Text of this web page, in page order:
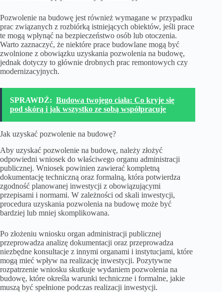
Pozwolenie na budowę jest również wymagane w przypadku
prac związanych z rozbiórką istniejących obiektów, jeśli prace
te mogą wpłynąć na bezpieczeństwo osób lub otoczenia.
Warto zaznaczyć, że niektóre prace budowlane mogą być
zwolnione z obowiązku uzyskania pozwolenia na budowę,
jednak dotyczy to głównie drobnych prac remontowych czy
modernizacyjnych.
SPRAWDŹ: Budowa twojego ciała: Co kryje się
pod skórą i jak wszystko ze sobą współpracuje
Jak uzyskać pozwolenie na budowę?
Aby uzyskać pozwolenie na budowę, należy złożyć
odpowiedni wniosek do właściwego organu administracji
publicznej. Wniosek powinien zawierać kompletną
dokumentację techniczną oraz formalną, która potwierdza
zgodność planowanej inwestycji z obowiązującymi
przepisami i normami. W zależności od skali inwestycji,
procedura uzyskania pozwolenia na budowę może być
bardziej lub mniej skomplikowana.
Po złożeniu wniosku organ administracji publicznej
przeprowadza analizę dokumentacji oraz przeprowadza
niezbędne konsultacje z innymi organami i instytucjami, które
mogą mieć wpływ na realizację inwestycji. Pozytywne
rozpatrzenie wniosku skutkuje wydaniem pozwolenia na
budowę, które określa warunki techniczne i formalne, jakie
muszą być spełnione podczas realizacji inwestycji.